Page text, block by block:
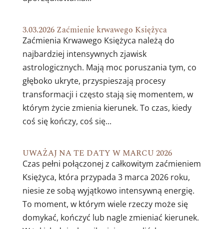
3.03.2026 Zaćmienie krwawego Księżyca
Zaćmienia Krwawego Księżyca należą do
najbardziej intensywnych zjawisk
astrologicznych. Mają moc poruszania tym, co
głęboko ukryte, przyspieszają procesy
transformacji i często stają się momentem, w
którym życie zmienia kierunek. To czas, kiedy
coś się kończy, coś się...
UWAŻAJ NA TE DATY W MARCU 2026
Czas pełni połączonej z całkowitym zaćmieniem
Księżyca, która przypada 3 marca 2026 roku,
niesie ze sobą wyjątkowo intensywną energię.
To moment, w którym wiele rzeczy może się
domykać, kończyć lub nagle zmieniać kierunek.